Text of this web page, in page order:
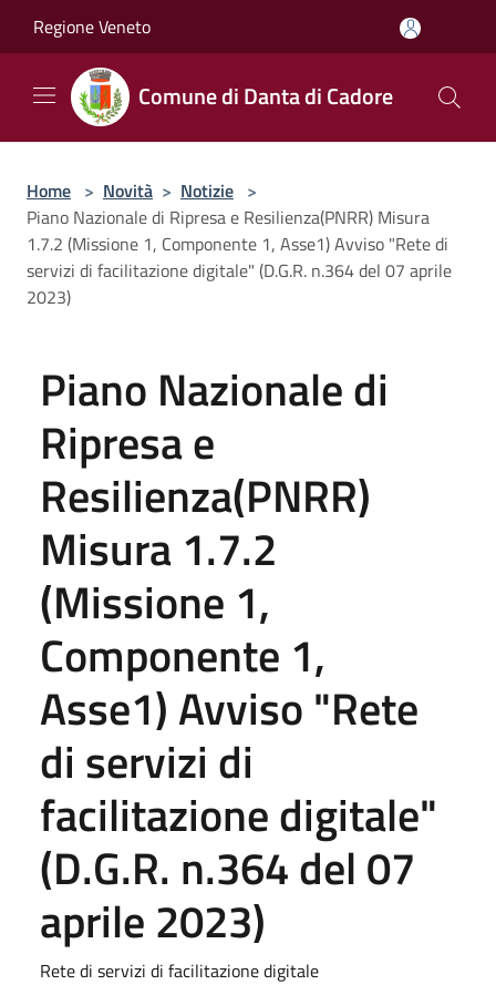
Regione Veneto
Comune di Danta di Cadore
Home > Novità > Notizie >
Piano Nazionale di Ripresa e Resilienza(PNRR) Misura
1.7.2 (Missione 1, Componente 1, Asse1) Avviso "Rete di
servizi di facilitazione digitale" (D.G.R. n.364 del 07 aprile
2023)
Piano Nazionale di
Ripresa e
Resilienza(PNRR)
Misura 1.7.2
(Missione 1,
Componente 1,
Asse1) Avviso "Rete
di servizi di
facilitazione digitale"
(D.G.R. n.364 del 07
aprile 2023)
Rete di servizi di facilitazione digitale